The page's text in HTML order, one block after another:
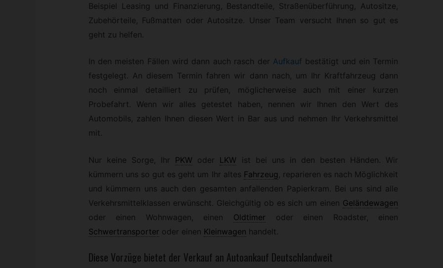
Beispiel Leasing und Finanzierung, Bestandteile, Straßenüberführung, Autositze,
Zubehörteile, Fußmatten oder Autositze. Unser Team versucht Ihnen so gut es
geht zu helfen.
In den meisten Fällen wird dann auch rasch der Aufkauf bestätigt und ein Termin
festgelegt. An diesem Termin fahren wir dann nach, um Ihr Kraftfahrzeug dann
noch einmal detailliert zu prüfen, möglicherweise auch mit einer kurzen
Probefahrt. Wenn wir alles getestet haben, nennen wir Ihnen den Wert des
Automobils, zahlen Ihnen diesen Wert in Bar aus und nehmen Ihr Verkehrsmittel
mit.
Nur keine Sorge, Ihr PKW oder LKW
ist bei uns in den besten Händen. Wir
kümmern uns so gut es geht um Ihr altes Fahrzeug reparieren es nach Möglichkeit
und kümmern uns auch den gesamten anfallenden Papierkram. Bei uns sind alle
Verkehrsmittelklassen erwünscht. Gleichgültig ob es sich um einen Geländewagen
oder einen Wohnwagen, einen
Oldtimer
oder einen Roadster, einen
Schwertransporter oder einen Kleinwagen handelt.
Diese Vorzüge bietet der Verkauf an Autoankauf Deutschlandweit